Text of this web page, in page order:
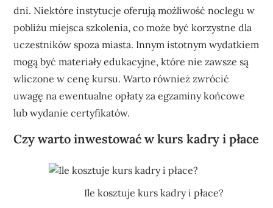
dni. Niektóre instytucje oferują możliwość noclegu w
pobliżu miejsca szkolenia, co może być korzystne dla
uczestników spoza miasta. Innym istotnym wydatkiem
mogą być materiały edukacyjne, które nie zawsze są
wliczone w cenę kursu. Warto również zwrócić
uwagę na ewentualne opłaty za egzaminy końcowe
lub wydanie certyfikatów.
Czy warto inwestować w kurs kadry i płace
Ile kosztuje kurs kadry i płace?